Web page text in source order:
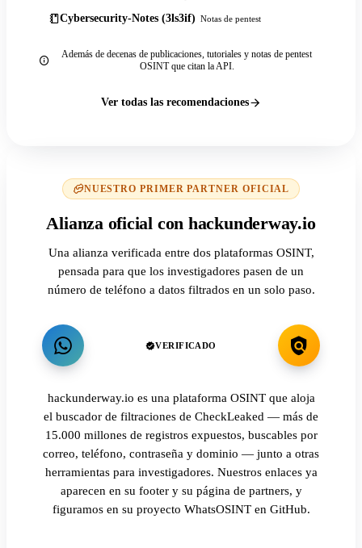
Cybersecurity-Notes (3ls3if) Notas de pentest
Además de decenas de publicaciones, tutoriales y notas de pentest
OSINT que citan la API.
Ver todas las recomendaciones
NUESTRO PRIMER PARTNER OFICIAL
Alianza oficial con hackunderway.io
Una alianza verificada entre dos plataformas OSINT,
pensada para que los investigadores pasen de un
número de teléfono a datos filtrados en un solo paso.
VERIFICADO
hackunderway.io es una plataforma OSINT que aloja
el buscador de filtraciones de CheckLeaked — más de
15.000 millones de registros expuestos, buscables por
correo, teléfono, contraseña y dominio — junto a otras
herramientas para investigadores. Nuestros enlaces ya
aparecen en su footer y su página de partners, y
figuramos en su proyecto WhatsOSINT en GitHub.